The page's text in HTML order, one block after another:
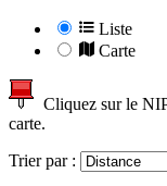
Liste
Carte
Cliquez sur le
carte.
Trier par :